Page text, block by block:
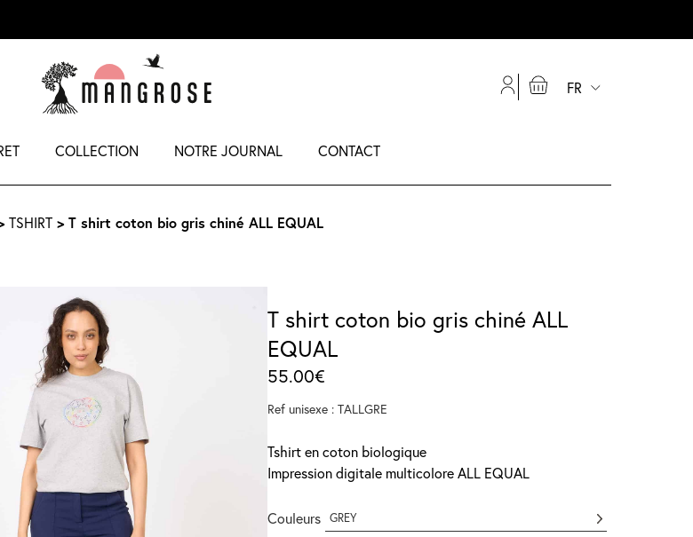
FR
COLLECTION NOTRE JOURNAL CONTACT
TSHIRT> T shirt coton bio gris chiné ALL EQUAL
T shirt coton bio gris chiné ALL
EQUAL
55.00€
Ref unisexe : TALLGRE
Tshirt en coton biologique
Impression digitale multicolore ALL EQUAL
Couleurs GREY